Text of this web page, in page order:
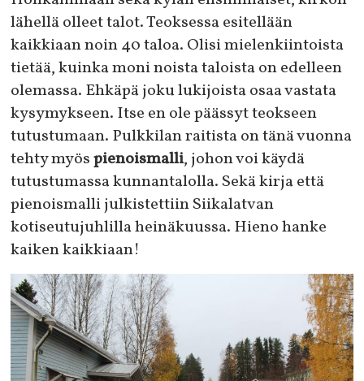
lähellä olleet talot. Teoksessa esitellään
kaikkiaan noin 40 taloa. Olisi mielenkiintoista
tietää, kuinka moni noista taloista on edelleen
olemassa. Ehkäpä joku lukijoista osaa vastata
kysymykseen. Itse en ole päässyt teokseen
tutustumaan. Pulkkilan raitista on tänä vuonna
tehty myöspienoismalli, johon voi käydä
tutustumassa kunnantalolla. Sekä kirja että
pienoismalli julkistettiin Siikalatvan
kotiseutujuhlilla heinäkuussa. Hieno hanke
kaiken kaikkiaan!